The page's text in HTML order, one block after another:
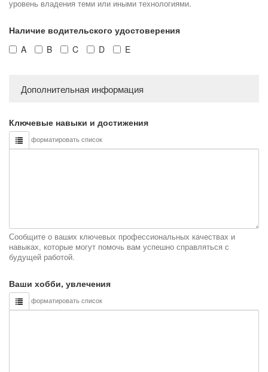
уровень владения теми или иными технологиями.
Наличие водительского удостоверения
A
B C D E
Дополнительная информация
Ключевые навыки и достижения
форматировать список
Сообщите о ваших ключевых профессиональных качествах и
навыках, которые могут помочь вам успешно справляться с
будущей работой.
Ваши хобби, увлечения
форматировать список